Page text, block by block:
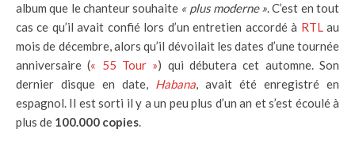
album que le chanteur souhaite « plus moderne ». C’est en tout
cas ce qu’il avait confié lors d’un entretien accordé à RTLau
mois de décembre, alors qu’il dévoilait les dates d’une tournée
anniversaire (« 55 Tour ») qui débutera cet automne. Son
dernier disque en date, Habana, avait été enregistré en
espagnol. Il est sorti il y a un peu plus d’un an et s’est écoulé à
plus de 100.000 copies.